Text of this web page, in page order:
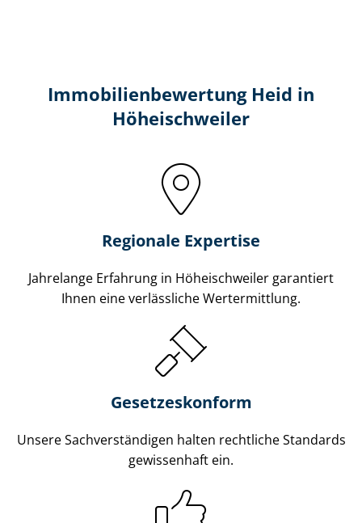
Immobilien­bewertung Heid in
Höheischweiler
Regionale Expertise
Jahrelange Erfahrung in Höheischweiler garantiert
Ihnen eine verlässliche Wertermittlung.
Gesetzes­konform
Unsere Sach­ver­stän­di­gen halten rechtliche Standards
gewissenhaft ein.